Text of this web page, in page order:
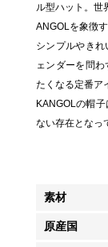
ル型ハット。世
ANGOLを象徴
シンプルやき
ェンダーを問
たくなる定番ア
KANGOLの帽
ない存在となっ
素材
原産国